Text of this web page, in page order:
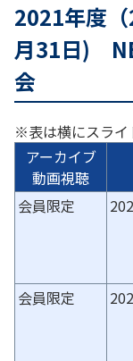
NEAとは
教育情報
お問い合わ
2021年度
月31日)
会
※表は横にスライ
アーカイブ
動画視聴
会員限定
会員限定